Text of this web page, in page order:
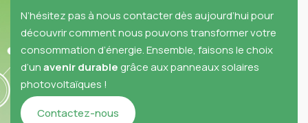
N’hésitez pas à nous contacter dès aujourd’hui pour
découvrir comment nous pouvons transformer votre
consommation d’énergie. Ensemble, faisons le choix
d’unavenir durable grâce aux panneaux solaires
photovoltaïques !
Contactez-nous